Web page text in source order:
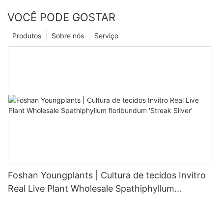
VOCÊ PODE GOSTAR
Serviço
Sobre nós
Produtos
Foshan Youngplants | Cultura de tecidos Invitro
Real Live Plant Wholesale Spathiphyllum